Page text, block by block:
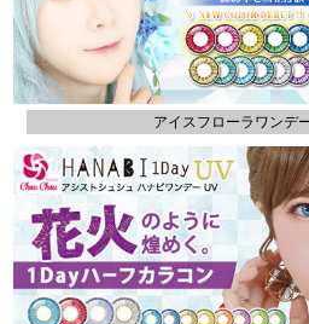
アイスフローラワンデ